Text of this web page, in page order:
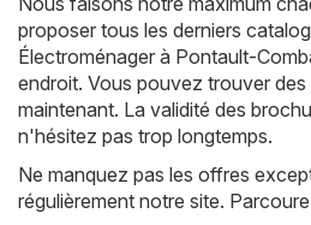
proposer tous les derniers
Électroménager à Pontault-
endroit. Vous pouvez trouver
maintenant. La validité des
n'hésitez pas trop longtemps.
Ne manquez pas les offres
régulièrement notre site.